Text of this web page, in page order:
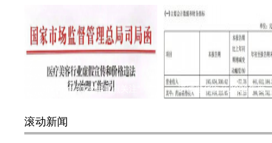
新氧平台2022年重点关注“ 诺诚健华医药2022年度
滚动新闻